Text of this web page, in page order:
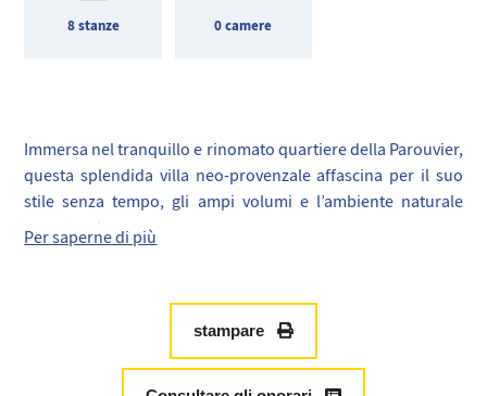
8 stanze 0 camere
Immersa nel tranquillo e rinomato quartiere della Parouvier,
questa splendida villa neo-provenzale affascina per il suo
stile senza tempo, gli ampi volumi e l’ambiente naturale
eccezionale.
Situata su un terreno di circa 2,8 ettari, offre una qualità di
La proprietà offre quasi 300 m² abitabili su due livelli,
comprendendo anche uno studio indipendente, ideale per
Per saperne di più
stampare